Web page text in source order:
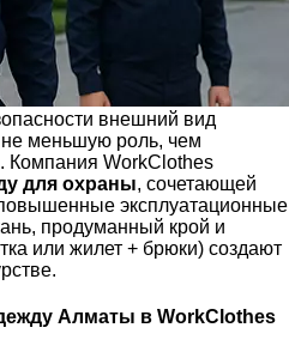
внешний вид
не меньшую роль, чем
Компания WorkClothes
для охраны, сочетающей
эксплуатационные
продуманный крой и
или жилет + брюки) создают
Алматы в WorkClothes